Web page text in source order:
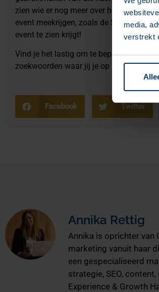
media,
verstrekt
zien wie er nog meer over hetzelfde
event meekrijgen, zoals de SPOGA?
event te zien krijgt!
Vind je het lastig om te bepalen of je
zoekwoorden waar jij je op moet
Facebook Twitter
Annika Rettig
Annika is oprichter van
marketing vanuit haar
een gespecialiseerd
strategie, SEO,
Experience & Growth